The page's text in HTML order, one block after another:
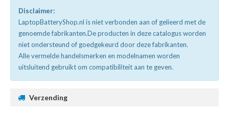
Disclaimer:
LaptopBatteryShop.nl is niet verbonden aan of gelieerd met de
genoemde fabrikanten.De producten in deze catalogus worden
niet ondersteund of goedgekeurd door deze fabrikanten.
Alle vermelde handelsmerken en modelnamen worden
uitsluitend gebruikt om compatibiliteit aan te geven.
Verzending